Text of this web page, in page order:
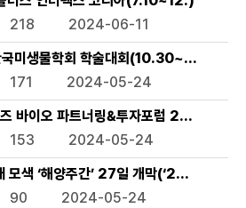
218 2024-06-11
생물학회 학술대회(10.30~11.1.)
171 2024-05-24
바이오 파트너링&투자포럼
153 2024-05-24
모색 ‘해양주간’ 27일 개막(‘2024 해
90 2024-05-24